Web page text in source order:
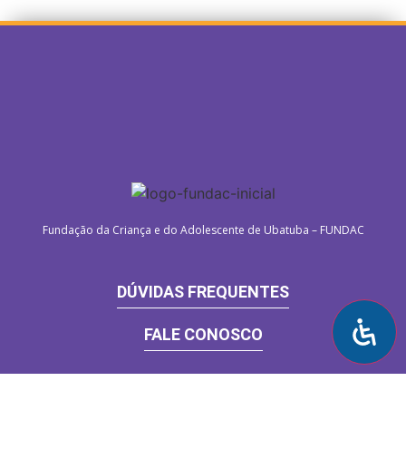
Fundação da Criança e do Adolescente de Ubatuba – FUNDAC
DÚVIDAS FREQUENTES
FALE CONOSCO